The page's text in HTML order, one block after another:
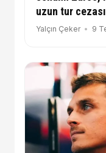
uzun tur
Yalçın Çeker 9